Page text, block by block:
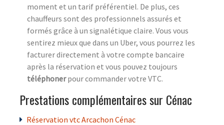
moment et un tarif préférentiel. De plus, ces
chauffeurs sont des professionnels assurés et
formés grâce à un signalétique claire. Vous vous
sentirez mieux que dans un Uber, vous pourrez les
facturer directement à votre compte bancaire
après la réservation et vous pouvez toujours
téléphonerpour commander votre VTC.
Prestations complémentaires sur Cénac
Réservation vtc Arcachon Cénac